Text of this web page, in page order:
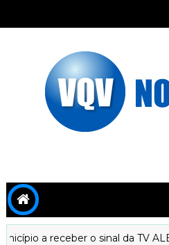
a receber o sinal da TV ALBA